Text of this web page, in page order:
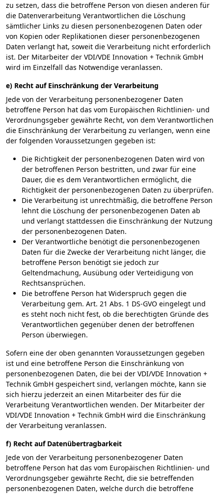
zu setzen, dass die betroffene Person von diesen anderen für
die Datenverarbeitung Verantwortlichen die Löschung
sämtlicher Links zu diesen personenbezogenen Daten oder
von Kopien oder Replikationen dieser personenbezogenen
Daten verlangt hat, soweit die Verarbeitung nicht erforderlich
ist. Der Mitarbeiter der VDI/VDE Innovation + Technik GmbH
wird im Einzelfall das Notwendige veranlassen.
e) Recht auf Einschränkung der Verarbeitung
Jede von der Verarbeitung personenbezogener Daten
betroffene Person hat das vom Europäischen Richtlinien- und
Verordnungsgeber gewährte Recht, von dem Verantwortlichen
die Einschränkung der Verarbeitung zu verlangen, wenn eine
der folgenden Voraussetzungen gegeben ist:
Die Richtigkeit der personenbezogenen Daten wird von
der betroffenen Person bestritten, und zwar für eine
Dauer, die es dem Verantwortlichen ermöglicht, die
Richtigkeit der personenbezogenen Daten zu überprüfen.
Die Verarbeitung ist unrechtmäßig, die betroffene Person
lehnt die Löschung der personenbezogenen Daten ab
und verlangt stattdessen die Einschränkung der Nutzung
der personenbezogenen Daten.
Der Verantwortliche benötigt die personenbezogenen
Daten für die Zwecke der Verarbeitung nicht länger, die
betroffene Person benötigt sie jedoch zur
Geltendmachung, Ausübung oder Verteidigung von
Rechtsansprüchen.
Die betroffene Person hat Widerspruch gegen die
Verarbeitung gem. Art. 21 Abs. 1 DS-GVO eingelegt und
es steht noch nicht fest, ob die berechtigten Gründe des
Verantwortlichen gegenüber denen der betroffenen
Person überwiegen.
Sofern eine der oben genannten Voraussetzungen gegeben
ist und eine betroffene Person die Einschränkung von
personenbezogenen Daten, die bei der VDI/VDE Innovation +
Technik GmbH gespeichert sind, verlangen möchte, kann sie
sich hierzu jederzeit an einen Mitarbeiter des für die
Verarbeitung Verantwortlichen wenden. Der Mitarbeiter der
VDI/VDE Innovation + Technik GmbH wird die Einschränkung
der Verarbeitung veranlassen.
f) Recht auf Datenübertragbarkeit
Jede von der Verarbeitung personenbezogener Daten
betroffene Person hat das vom Europäischen Richtlinien- und
Verordnungsgeber gewährte Recht, die sie betreffenden
personenbezogenen Daten, welche durch die betroffene